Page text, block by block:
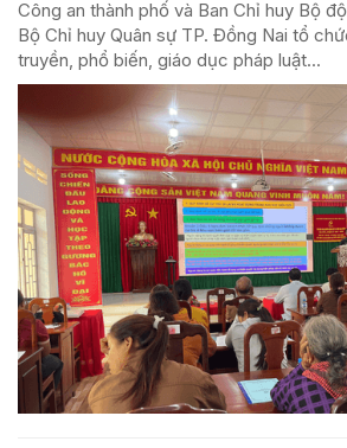
Công an thành phố và Ban Chỉ huy Bộ
Bộ Chỉ huy Quân sự TP. Đồng Nai tổ
truyền, phổ biến, giáo dục pháp luật...